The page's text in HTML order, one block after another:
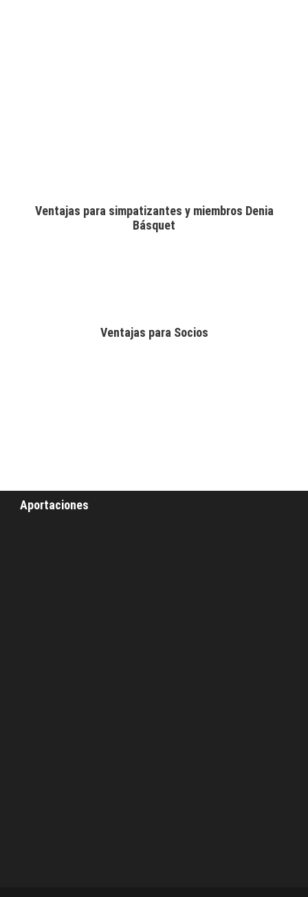
Ventajas para simpatizantes y miembros Denia
Básquet
Ventajas para Socios
Aportaciones